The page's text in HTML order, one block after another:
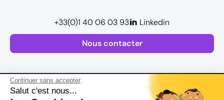
Continuer sans accepter
Salut c'est nous...
Nous contacter
+33(0)1 40 06 03 93 Linkedin